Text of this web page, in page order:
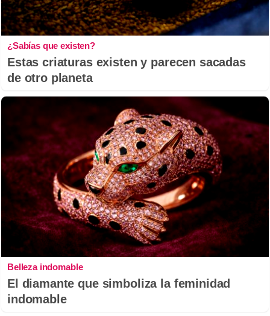
¿Sabías que existen?
Estas criaturas existen y parecen sacadas
de otro planeta
Belleza indomable
El diamante que simboliza la feminidad
indomable